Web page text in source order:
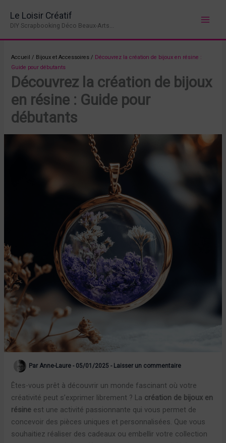
contenu
Le Loisir Créatif
DIY Scrapbooking Déco Beaux-Arts...
Accueil / Bijoux et Accessoires / Découvrez la création de bijoux en résine :
Guide pour débutants
Découvrez la création de bijoux
en résine : Guide pour
débutants
Par Anne-Laure- 05/01/2025- Laisser un commentaire
Êtes-vous prêt à découvrir un monde fascinant où votre
créativité peut s’exprimer librement ? La création de bijoux en
résine est une activité passionnante qui vous permet de
concevoir des pièces uniques et personnalisées. Que vous
souhaitiez réaliser des cadeaux ou embellir votre collection